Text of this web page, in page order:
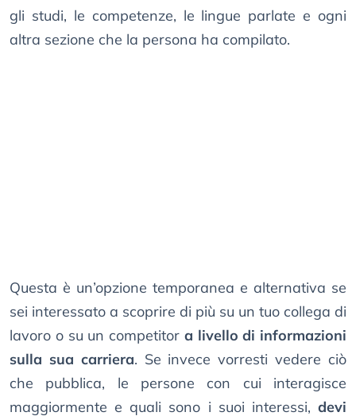
gli studi, le competenze, le lingue parlate e ogni
altra sezione che la persona ha compilato.
Questa è un’opzione temporanea e alternativa se
sei interessato a scoprire di più su un tuo collega di
lavoro o su un competitor a livello di informazioni
sulla sua carriera. Se invece vorresti vedere ciò
che pubblica, le persone con cui interagisce
maggiormente e quali sono i suoi interessi, devi